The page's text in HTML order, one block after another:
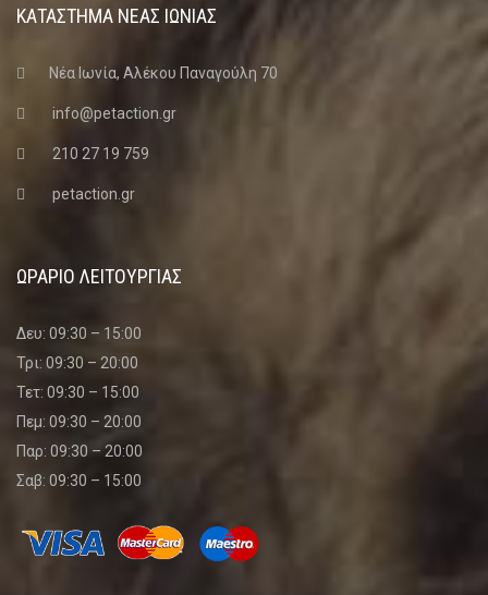
ΚΑΤΑΣΤΗΜΑ ΝΈΑΣ ΙΩΝΊΑΣ
Νέα Ιωνία, Αλέκου Παναγούλη 70
info@petaction.gr
210 27 19 759
petaction.gr
ΩΡΑΡΙΟ ΛΕΙΤΟΥΡΓΙΑΣ
Δευ: 09:30 – 15:00
Τρι: 09:30 – 20:00
Τετ: 09:30 – 15:00
Πεμ: 09:30 – 20:00
Παρ: 09:30 – 20:00
Σαβ: 09:30 – 15:00